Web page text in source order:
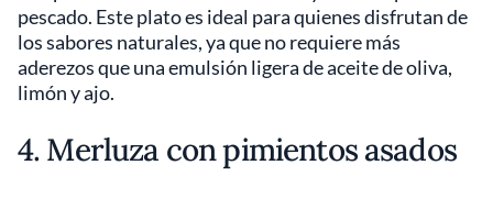
pescado. Este plato es ideal para quienes disfrutan de
los sabores naturales, ya que no requiere más
aderezos que una emulsión ligera de aceite de oliva,
limón y ajo.
4. Merluza con pimientos asados